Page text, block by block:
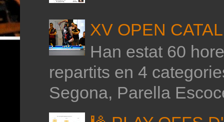
XV OPEN
Han estat 60
repartits en 4
Segona, Parella